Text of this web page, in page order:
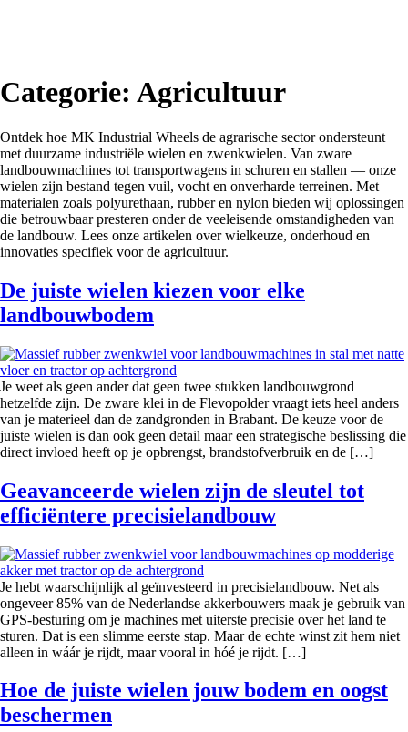
Categorie: Agricultuur
Ontdek hoe MK Industrial Wheels de agrarische sector ondersteunt
met duurzame industriële wielen en zwenkwielen. Van zware
landbouwmachines tot transportwagens in schuren en stallen — onze
wielen zijn bestand tegen vuil, vocht en onverharde terreinen. Met
materialen zoals polyurethaan, rubber en nylon bieden wij oplossingen
die betrouwbaar presteren onder de veeleisende omstandigheden van
de landbouw. Lees onze artikelen over wielkeuze, onderhoud en
innovaties specifiek voor de agricultuur.
De juiste wielen kiezen voor elke
landbouwbodem
Je weet als geen ander dat geen twee stukken landbouwgrond
hetzelfde zijn. De zware klei in de Flevopolder vraagt iets heel anders
van je materieel dan de zandgronden in Brabant. De keuze voor de
juiste wielen is dan ook geen detail maar een strategische beslissing die
direct invloed heeft op je opbrengst, brandstofverbruik en de […]
Geavanceerde wielen zijn de sleutel tot
efficiëntere precisielandbouw
Je hebt waarschijnlijk al geïnvesteerd in precisielandbouw. Net als
ongeveer 85% van de Nederlandse akkerbouwers maak je gebruik van
GPS-besturing om je machines met uiterste precisie over het land te
sturen. Dat is een slimme eerste stap. Maar de echte winst zit hem niet
alleen in wáár je rijdt, maar vooral in hóé je rijdt. […]
Hoe de juiste wielen jouw bodem en oogst
beschermen